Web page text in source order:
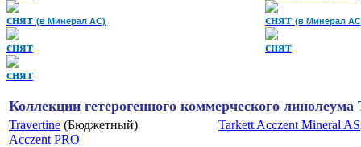
снят (в Минерал АС) снят (в Минерал
снят
снят
снят
Коллекции гетерогенного коммерческого
Travertine (Бюджетный)
Acczent PRO
Tarkett Acczent Mineral AS